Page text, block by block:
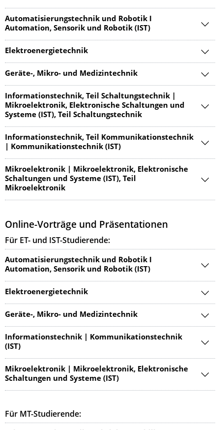
Automatisierungstechnik und Robotik I
Automation, Sensorik und Robotik (IST)
Elektroenergietechnik
Geräte-, Mikro- und Medizintechnik
Informationstechnik, Teil Schaltungstechnik |
Mikroelektronik, Elektronische Schaltungen und
Systeme (IST), Teil Schaltungstechnik
Informationstechnik, Teil Kommunikationstechnik
| Kommunikationstechnik (IST)
Mikroelektronik | Mikroelektronik, Elektronische
Schaltungen und Systeme (IST), Teil
Mikroelektronik
Online-Vorträge und Präsentationen
Für ET- und IST-Studierende:
Automatisierungstechnik und Robotik I
Automation, Sensorik und Robotik (IST)
Elektroenergietechnik
Geräte-, Mikro- und Medizintechnik
Informationstechnik | Kommunikationstechnik
(IST)
Mikroelektronik | Mikroelektronik, Elektronische
Schaltungen und Systeme (IST)
Für MT-Studierende: